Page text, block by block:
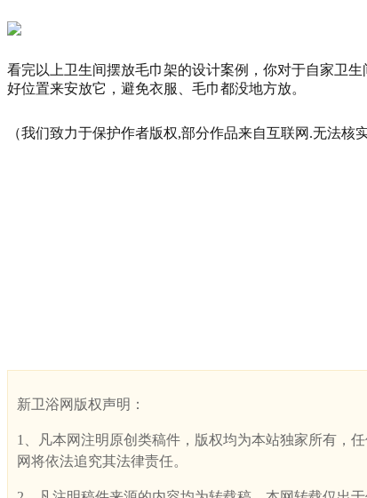
看完以上卫生间摆放毛巾架的设计案例，你对于自家卫
好位置来安放它，避免衣服、毛巾都没地方放。
（我们致力于保护作者版权,部分作品来自互联网.无法核
新卫浴网版权声明：
1、凡本网注明原创类稿件，版权均为本站独家所有，
网将依法追究其法律责任。